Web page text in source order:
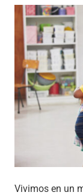
Vivimos en un